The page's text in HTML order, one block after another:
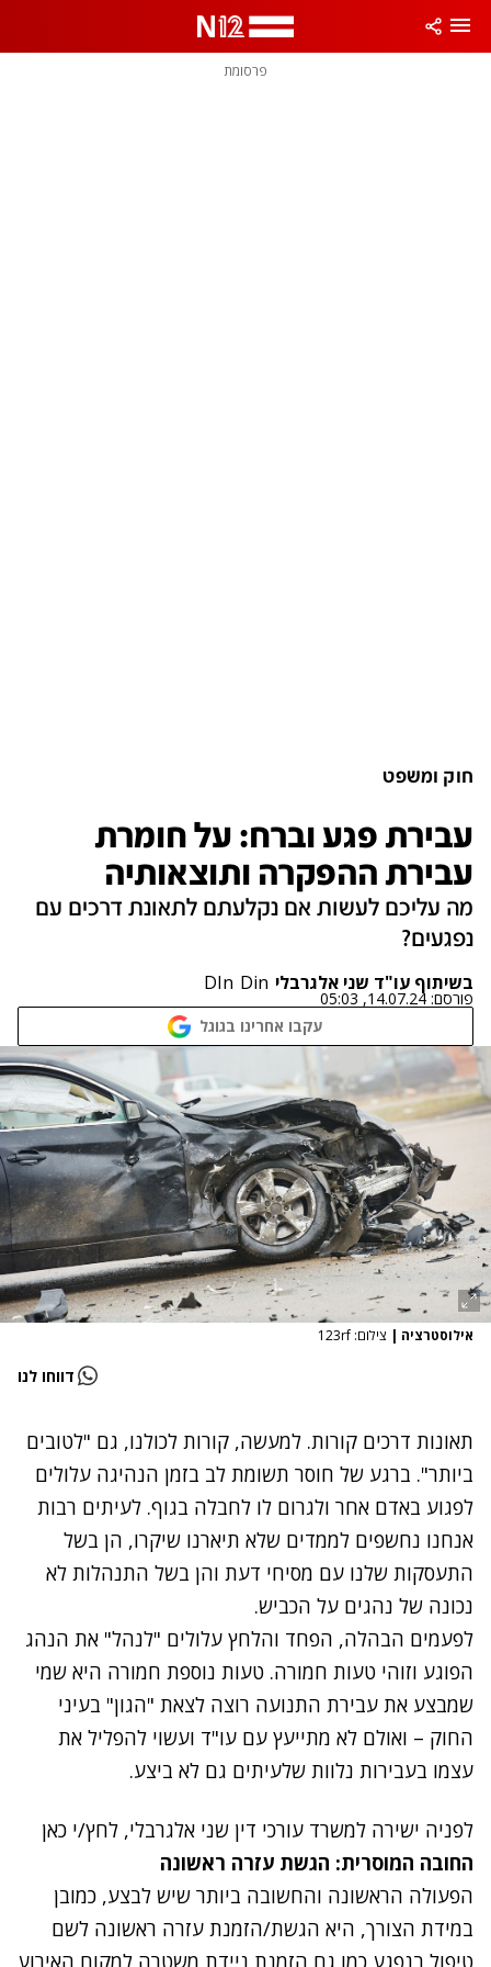
פרסומת
חוק ומשפט
עבירת פגע וברח: על חומרת
עבירת ההפקרה ותוצאותיה
מה עליכם לעשות אם נקלעתם לתאונת דרכים עם
נפגעים?
בשיתוף עו"ד שני אלגרבלי Din
DIn
פורסם: 14.07.24, 05:03
עקבו אחרינו בגוגל
אילוסטרציה | צילום: 123rf
דווחו לנו
תאונות דרכים קורות. למעשה, קורות לכולנו, גם "לטובים
ביותר". ברגע של חוסר תשומת לב בזמן הנהיגה עלולים
לפגוע באדם אחר ולגרום לו לחבלה בגוף. לעיתים רבות
אנחנו נחשפים לממדים שלא תיארנו שיקרו, הן בשל
התעסקות שלנו עם מסיחי דעת והן בשל התנהלות לא
נכונה של נהגים על הכביש.
לפעמים הבהלה, הפחד והלחץ עלולים "לנהל" את הנהג
הפוגע וזוהי טעות חמורה. טעות נוספת חמורה היא שמי
שמבצע את עבירת התנועה רוצה לצאת "הגון" בעיני
החוק – ואולם לא מתייעץ עם עו"ד ועשוי להפליל את
עצמו בעבירות נלוות שלעיתים גם לא ביצע.
לפניה ישירה למשרד עורכי דין שני אלגרבלי, לחץ/י כאן
החובה המוסרית: הגשת עזרה ראשונה
הפעולה הראשונה והחשובה ביותר שיש לבצע, כמובן
במידת הצורך, היא הגשת/הזמנת עזרה ראשונה לשם
טיפול בנפגע כמו גם הזמנת ניידת משטרה למקום האירוע